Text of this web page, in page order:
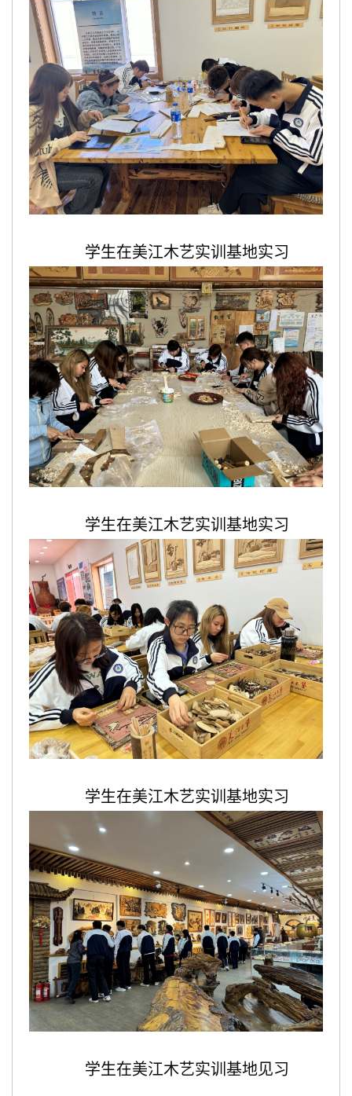
学生在美江木艺实训基地实习
学生在美江木艺实训基地实习
学生在美江木艺实训基地实习
学生在美江木艺实训基地见习